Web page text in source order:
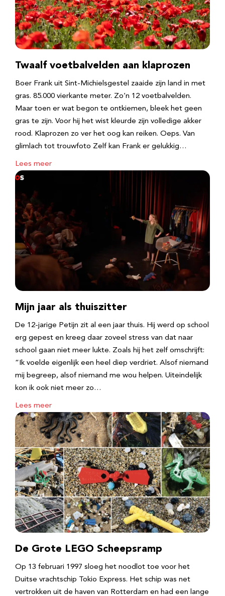
Twaalf voetbalvelden aan klaprozen
Boer Frank uit Sint-Michielsgestel zaaide zijn land in met
gras. 85.000 vierkante meter. Zo’n 12 voetbalvelden.
Maar toen er wat begon te ontkiemen, bleek het geen
gras te zijn. Voor hij het wist kleurde zijn volledige akker
rood. Klaprozen zo ver het oog kan reiken. Oeps. Van
glimlach tot trouwfoto Zelf kan Frank er gelukkig…
Lees meer
Mijn jaar als thuiszitter
De 12-jarige Petijn zit al een jaar thuis. Hij werd op school
erg gepest en kreeg daar zoveel stress van dat naar
school gaan niet meer lukte. Zoals hij het zelf omschrijft:
“Ik voelde eigenlijk een heel diep verdriet. Alsof niemand
mij begreep, alsof niemand me wou helpen. Uiteindelijk
kon ik ook niet meer zo…
Lees meer
De Grote LEGO Scheepsramp
Op 13 februari 1997 sloeg het noodlot toe voor het
Duitse vrachtschip Tokio Express. Het schip was net
vertrokken uit de haven van Rotterdam en had een lange